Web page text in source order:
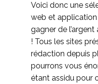
Voici donc une
web et
gagner de
! Tous les sites
rédaction depuis
pourrons vous
étant assidu pour